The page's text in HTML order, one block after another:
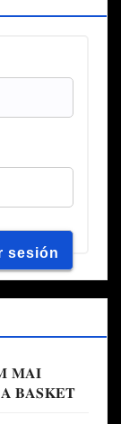
𝐌𝐀𝐈
𝐁𝐀𝐒𝐊𝐄𝐓